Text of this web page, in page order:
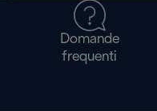
Domande
frequenti